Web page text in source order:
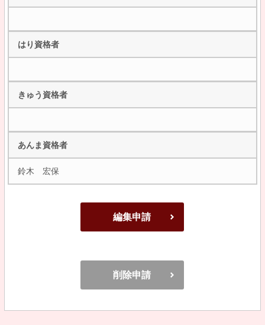
はり資格者
きゅう資格者
あんま資格者
鈴木 宏保
編集申請
削除申請